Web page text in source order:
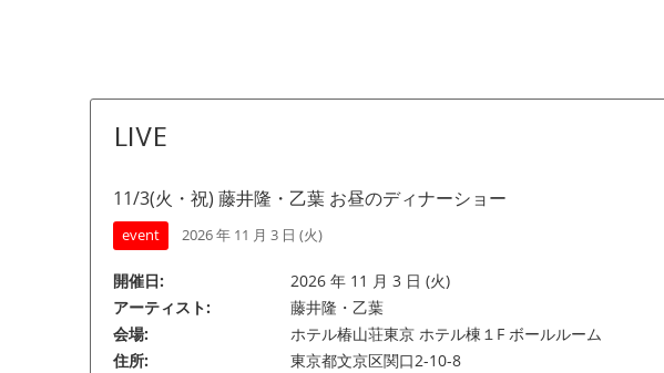
LIVE
11/3(火・祝) 藤井隆・乙葉 お昼のディナーショー
event 2026 年 11 月 3 日 (火)
開催日
2026 年 11 月 3 日 (火)
アーティスト
藤井隆・乙葉
会場
ホテル椿山荘東京 ホテル棟１F ボールルーム
住所
東京都文京区関口2-10-8